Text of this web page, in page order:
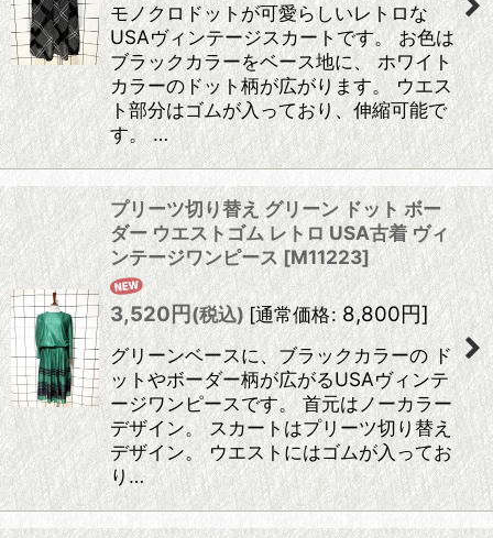
モノクロドットが可愛らしいレトロな
USAヴィンテージスカートです。 お色は
ブラックカラーをベース地に、 ホワイト
カラーのドット柄が広がります。 ウエス
ト部分はゴムが入っており、伸縮可能で
す。 …
プリーツ切り替え グリーン ドット ボー
ダー ウエストゴム レトロ USA古着 ヴィ
ンテージワンピース[M11223]
3,520円(税込)[通常価格: 8,800円]
グリーンベースに、ブラックカラーの ド
ットやボーダー柄が広がるUSAヴィンテ
ージワンピースです。 首元はノーカラー
デザイン。 スカートはプリーツ切り替え
デザイン。 ウエストにはゴムが入ってお
り…